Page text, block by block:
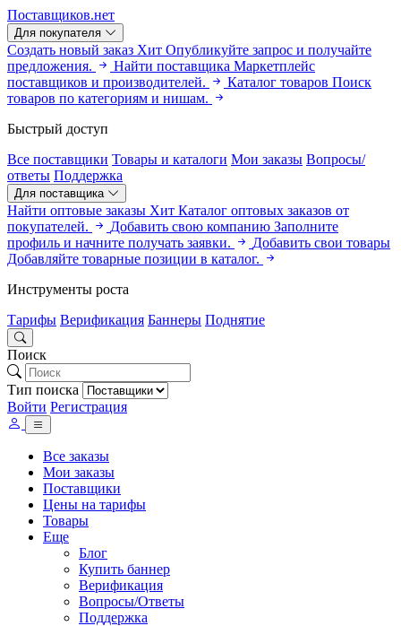
Поставщиков.нет
Для покупателя
Создать новый заказ Хит Опубликуйте запрос и получайте
предложения.
Найти поставщика Маркетплейс
поставщиков и производителей.
Каталог товаров Поиск
товаров по категориям и нишам.
Быстрый доступ
Все поставщики Товары и каталоги Мои заказы Вопросы/
ответы Поддержка
Для поставщика
Найти оптовые заказы Хит Каталог оптовых заказов от
покупателей.
Добавить свою компанию Заполните
профиль и начните получать заявки.
Добавить свои товары
Добавляйте товарные позиции в каталог.
Инструменты роста
Тарифы Верификация Баннеры Поднятие
Поиск
Тип поиска
Войти Регистрация
Все заказы
Мои заказы
Поставщики
Цены на тарифы
Товары
Еще
Блог
Купить баннер
Верификация
Вопросы/Ответы
Поддержка